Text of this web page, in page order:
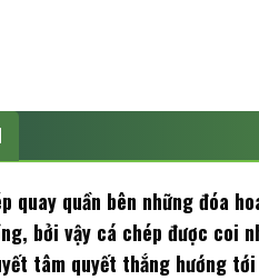
quần bên những đóa
bởi vậy cá chép được
tâm quyết thắng hướng